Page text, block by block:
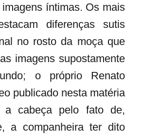
íntimas. Os mais
diferenças sutis
no rosto da moça que
imagens supostamente
o próprio Renato
publicado nesta matéria
a cabeça pelo fato de,
a companheira ter dito